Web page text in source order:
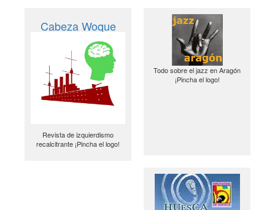
Cabeza Woque
Revista de izquierdismo
recalcitrante ¡Pincha el logo!
Todo sobre el jazz en Aragón
¡Pincha el logo!